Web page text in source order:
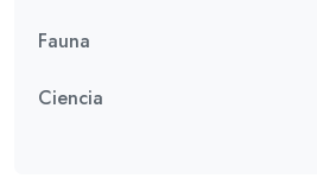
Fauna
Ciencia